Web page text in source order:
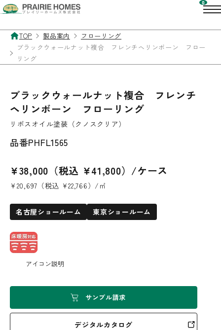
TOP 製品案内
フローリング
ブラックウォールナット複合 フレンチヘリンボーン フロー
リング
ブラックウォールナット複合 フレンチ
ヘリンボーン フローリング
リボスオイル塗装（クノスクリア）
品番PHFL1565
¥38,000（税込 ¥41,800）/ケース
¥20,697（税込 ¥22,766）/㎡
名古屋ショールーム 東京ショールーム
アイコン説明
サンプル請求
デジタルカタログ